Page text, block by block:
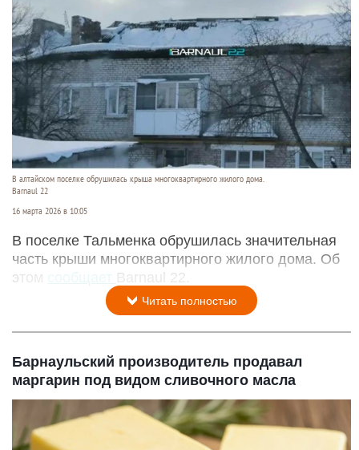
В алтайском поселке обрушилась крыша многоквартирного жилого дома.
Barnaul 22
16 марта 2026 в 10:05
В поселке Тальменка обрушилась значительная
часть крыши многоквартирного жилого дома. Об
этом
сообщает Barnaul 22.
Читать полностью
Барнаульский производитель продавал
маргарин под видом сливочного масла